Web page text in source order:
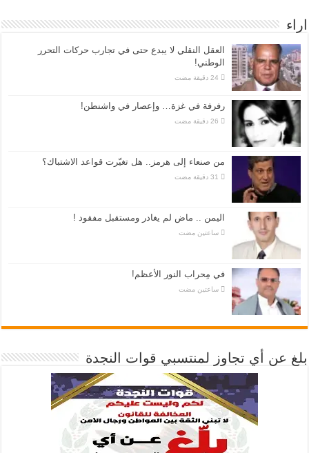
اراء
العقل النقلي لا يبدع حتى في تجارب حركات التحرر
الوطني!
رفرفة في غزة… وإعصار في واشنطن!
من صنعاء إلى هرمز.. هل تغيّرت قواعد الاشتباك؟
اليمن .. ماض لم يغادر ومستقبل مفقود !
‏ساعتين مضت
في مِحراب النور الأعظم!
‏ساعتين مضت
بلغ عن أي تجاوز لمنتسبي قوات النجدة